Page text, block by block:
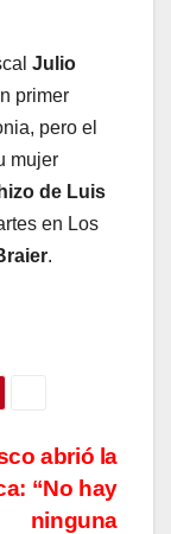
Julio
primer
pero el
mujer
de Luis
en Los
.
abrió la
“No hay
ninguna